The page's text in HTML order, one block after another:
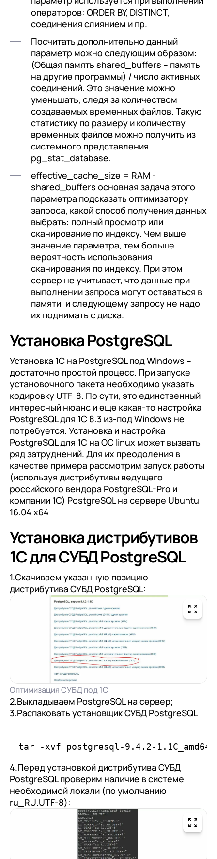
операторов: ORDER BY, DISTINCT,
соединения слиянием и пр.
Посчитать дополнительно данный
параметр можно следующим образом:
(Общая память shared_buffers – память
на другие программы) / число активных
соединений. Это значение можно
уменьшать, следя за количеством
создаваемых временных файлов. Такую
статистику по размеру и количеству
временных файлов можно получить из
системного представления
pg_stat_database.
effective_cache_size = RAM -
shared_buffers основная задача этого
параметра подсказать оптимизатору
запроса, какой способ получения данных
выбрать: полный просмотр или
сканирование по индексу. Чем выше
значение параметра, тем больше
вероятность использования
сканирования по индексу. При этом
сервер не учитывает, что данные при
выполнении запроса могут оставаться в
памяти, и следующему запросу не надо
их поднимать с диска.
Установка PostgreSQL
Установка 1С на PostgreSQL под Windows –
достаточно простой процесс. При запуске
установочного пакета необходимо указать
кодировку UTF-8. По сути, это единственный
интересный нюанс и еще какая-то настройка
PostgreSQL для 1С 8.3 из-под Windows не
потребуется. Установка и настройка
PostgreSQL для 1С на ОС linux может вызвать
ряд затруднений. Для их преодоления в
качестве примера рассмотрим запуск работы
(используя дистрибутивы ведущего
российского вендора PostgreSQL-Pro и
компании 1С) PostgreSQL на сервере Ubuntu
16.04 х64
Установка дистрибутивов
1С для СУБД PostgreSQL
1.Скачиваем указанную позицию
дистрибутива СУБД PostgreSQL:
Оптимизация СУБД под 1С
2.Выкладываем PostgreSQL на сервер;
3.Распаковать установщик СУБД PostgreSQL
4.Перед установкой дистрибутива СУБД
PostgreSQL проверим наличие в системе
необходимой локали (по умолчанию
ru_RU.UTF-8):